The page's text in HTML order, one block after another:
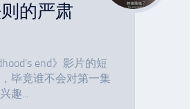
的严肃
end》影片的短
毕竟谁不会对第一集
趣...